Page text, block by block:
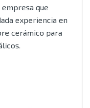
que
experiencia en
cerámico para